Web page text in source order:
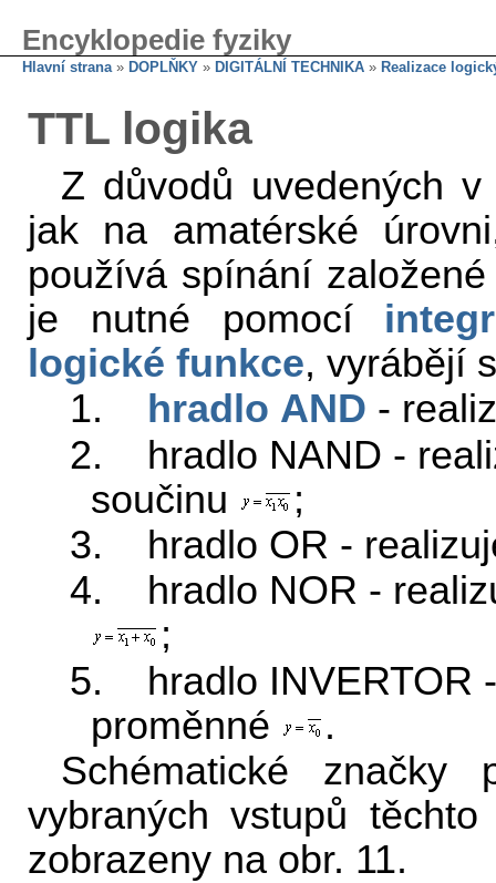
Encyklopedie fyziky
Hlavní strana» DOPLŇKY » DIGITÁLNÍ TECHNIKA » Realizace
TTL logika
Z důvodů uvedených
jak na amatérské
používá spínání
je nutné pomocí
logické funkce, vyrábějí
1.
hradlo AND -
2. hradlo NAND -
součinu
;
3. hradlo OR -
4. hradlo NOR -
;
5. hradlo INVERTOR
proměnné
.
Schématické značky
vybraných vstupů
zobrazeny na obr. 11.